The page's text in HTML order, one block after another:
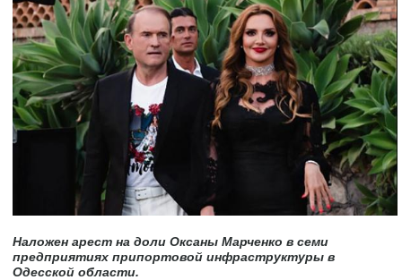
Наложен арест на доли Оксаны Марченко в семи
предприятиях припортовой инфраструктуры в
Одесской области.